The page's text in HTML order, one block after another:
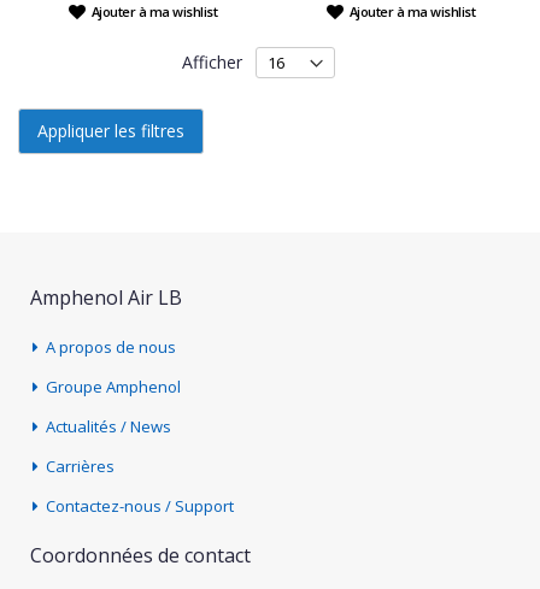
Ajouter à ma wishlist Ajouter à ma wishlist
Afficher
Appliquer les filtres
Amphenol Air LB
A propos de nous
Groupe Amphenol
Actualités / News
Carrières
Contactez-nous / Support
Coordonnées de contact